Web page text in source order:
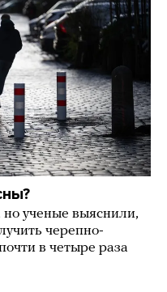
ученые выяснили,
черепно-
в четыре раза